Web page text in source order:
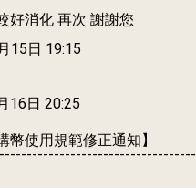
好消化 再次 謝謝您
15日 19:15
16日 20:25
幣使用規範修正通知】